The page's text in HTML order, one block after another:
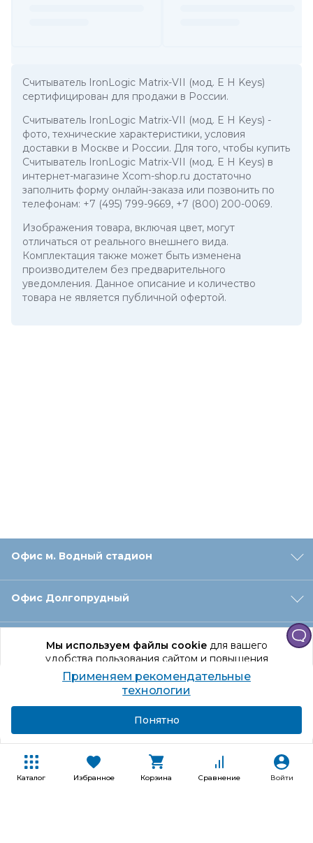
Каталог Избранное Корзина Сравнение Войти
Мы используем файлы cookieдля вашего
удобства пользования сайтом и повышения
качества рекомендаций.
Продолжая использование сайта, вы даете
согласие на обработку персональных данных
Считыватель IronLogic Matrix-VII (мод. E H Keys)
сертифицирован для продажи в России.
Считыватель IronLogic Matrix-VII (мод. E H Keys) -
фото, технические характеристики, условия
доставки в Москве и России. Для того, чтобы купить
Считыватель IronLogic Matrix-VII (мод. E H Keys) в
интернет-магазине Xcom-shop.ru достаточно
заполнить форму онлайн-заказа или позвонить по
телефонам: +7 (495) 799-9669, +7 (800) 200-0069.
Изображения товара, включая цвет, могут
отличаться от реального внешнего вида.
Комплектация также может быть изменена
производителем без предварительного
уведомления. Данное описание и количество
товара не является публичной офертой.
Офис м. Водный стадион
Офис Долгопрудный
Офис Санкт‑Петербург
Оформление заказа
Покупателям
Применяем рекомендательные
технологии
Понятно